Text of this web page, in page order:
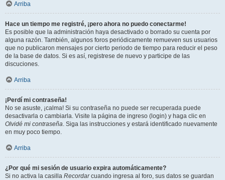
Arriba
Hace un tiempo me registré, ¡pero ahora no puedo conectarme!
Es posible que la administración haya desactivado o borrado su cuenta por
alguna razón. También, algunos foros periódicamente remueven sus usuarios
que no publicaron mensajes por cierto periodo de tiempo para reducir el peso
de la base de datos. Si es así, registrese de nuevo y participe de las
discuciones.
Arriba
¡Perdí mi contraseña!
No se asuste, ¡calma! Si su contraseña no puede ser recuperada puede
desactivarla o cambiarla. Visite la página de ingreso (login) y haga clic en
Olvidé mi contraseña. Siga las instrucciones y estará identificado nuevamente
en muy poco tiempo.
Arriba
¿Por qué mi sesión de usuario expira automáticamente?
Si no activa la casilla Recordarcuando ingresa al foro, sus datos se guardan